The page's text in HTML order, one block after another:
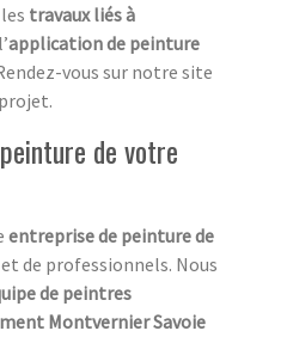
travaux liés à
application de peinture
vous sur notre site
de votre
entreprise de peinture de
de professionnels. Nous
de peintres
Montvernier Savoie